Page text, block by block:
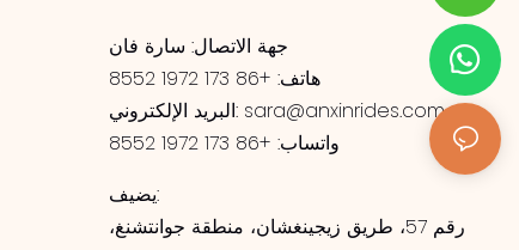
جهة الاتصال: سارة فان
هاتف: +86 173 1972 8552
البريد الإلكتروني: sara@anxinrides.com
واتساب: +86 173 1972 8552
يضيف:
رقم 57، طريق زيجينغشان، منطقة جوانتشنغ،